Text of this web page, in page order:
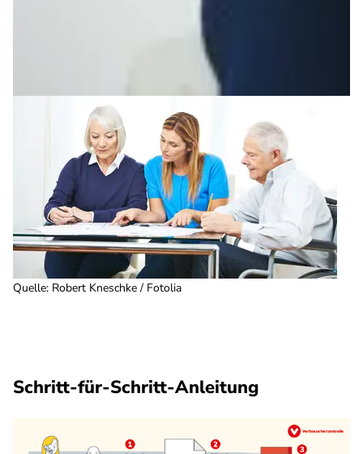
Quelle: Robert Kneschke / Fotolia
Schritt-für-Schritt-Anleitung